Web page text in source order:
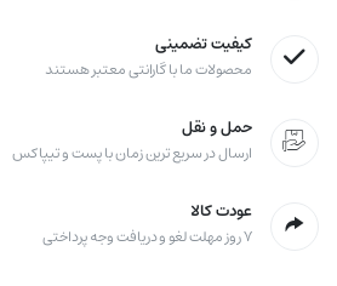
کیفیت تضمینی
محصولات ما با گارانتی معتبر هستند
حمل و نقل
ارسال در سریع ترین زمان با پست و تیپاکس
عودت کالا
۷ روز مهلت لغو و دریافت وجه پرداختی